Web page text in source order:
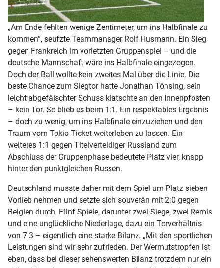
„Am Ende fehlten wenige Zentimeter, um ins Halbfinale zu
kommen“, seufzte Teammanager Rolf Husmann. Ein Sieg
gegen Frankreich im vorletzten Gruppenspiel – und die
deutsche Mannschaft wäre ins Halbfinale eingezogen.
Doch der Ball wollte kein zweites Mal über die Linie. Die
beste Chance zum Siegtor hatte Jonathan Tönsing, sein
leicht abgefälschter Schuss klatschte an den Innenpfosten
– kein Tor. So blieb es beim 1:1. Ein respektables Ergebnis
– doch zu wenig, um ins Halbfinale einzuziehen und den
Traum vom Tokio-Ticket weiterleben zu lassen. Ein
weiteres 1:1 gegen Titelverteidiger Russland zum
Abschluss der Gruppenphase bedeutete Platz vier, knapp
hinter den punktgleichen Russen.
Deutschland musste daher mit dem Spiel um Platz sieben
Vorlieb nehmen und setzte sich souverän mit 2:0 gegen
Belgien durch. Fünf Spiele, darunter zwei Siege, zwei Remis
und eine unglückliche Niederlage, dazu ein Torverhältnis
von 7:3 – eigentlich eine starke Bilanz. „Mit den sportlichen
Leistungen sind wir sehr zufrieden. Der Wermutstropfen ist
eben, dass bei dieser sehenswerten Bilanz trotzdem nur ein